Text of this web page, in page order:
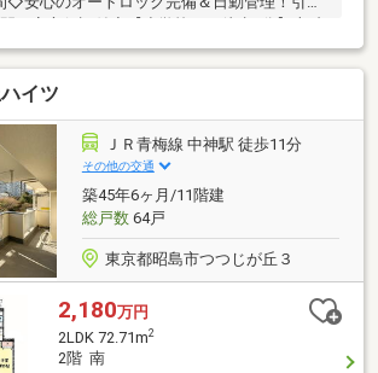
（約86ｍ）で子育て環境良好◇スーパー「マ
徒歩6分（約450ｍ）で日々のお買い物も安心
飼育可】大切なご家族であるペットと一緒
ます【３６５日 年中無休】見学予約システ
日付が指定できない場合でも原則即日ご対応
。定休日を設けない対応力でお客様の見たい
を叶えます。【住宅ローンに強い！】常時20
金融機関と取引有り。お客様に合わせて適切
をご提案させて頂きます。
イツ
ＪＲ青梅線 中神駅 徒歩11分
その他の交通
築45年6ヶ月/11階建
総戸数64戸
東京都昭島市つつじが丘３
2,180万円
2LDK 72.71m2
2階 南